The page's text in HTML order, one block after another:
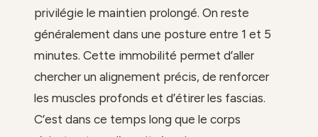
privilégie le maintien prolongé. On reste
généralement dans une posture entre 1 et 5
minutes. Cette immobilité permet d’aller
chercher un alignement précis, de renforcer
les muscles profonds et d’étirer les fascias.
C’est dans ce temps long que le corps